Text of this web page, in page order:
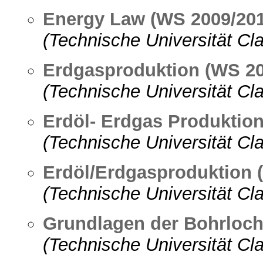
Energy Law (WS 2009/
(Technische Universität
Erdgasproduktion (WS
(Technische Universität
Erdöl- Erdgas
(Technische Universität
Erdöl/Erdgasproduktion
(Technische Universität
Grundlagen der
(Technische Universität